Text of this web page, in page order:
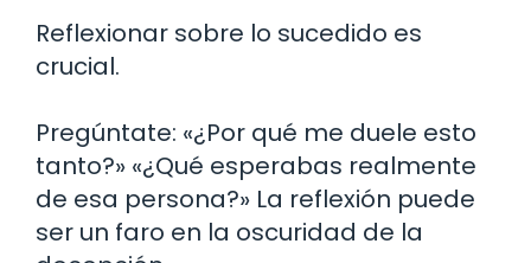
Reflexionar sobre lo sucedido es
crucial.
Pregúntate: «¿Por qué me duele esto
tanto?» «¿Qué esperabas realmente
de esa persona?» La reflexión puede
ser un faro en la oscuridad de la